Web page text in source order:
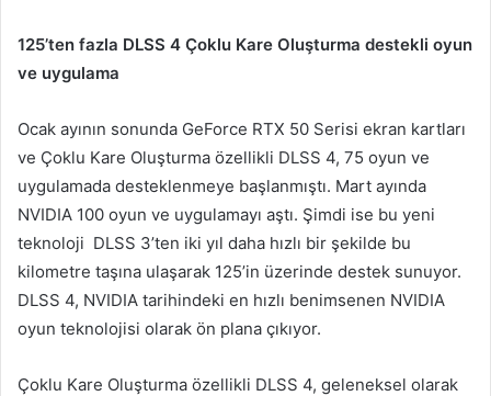
125’ten fazla DLSS 4 Çoklu Kare Oluşturma destekli oyun
ve uygulama
Ocak ayının sonunda GeForce RTX 50 Serisi ekran kartları
ve Çoklu Kare Oluşturma özellikli DLSS 4, 75 oyun ve
uygulamada desteklenmeye başlanmıştı. Mart ayında
NVIDIA 100 oyun ve uygulamayı aştı. Şimdi ise bu yeni
teknoloji DLSS 3’ten iki yıl daha hızlı bir şekilde bu
kilometre taşına ulaşarak 125’in üzerinde destek sunuyor.
DLSS 4, NVIDIA tarihindeki en hızlı benimsenen NVIDIA
oyun teknolojisi olarak ön plana çıkıyor.
Çoklu Kare Oluşturma özellikli DLSS 4, geleneksel olarak